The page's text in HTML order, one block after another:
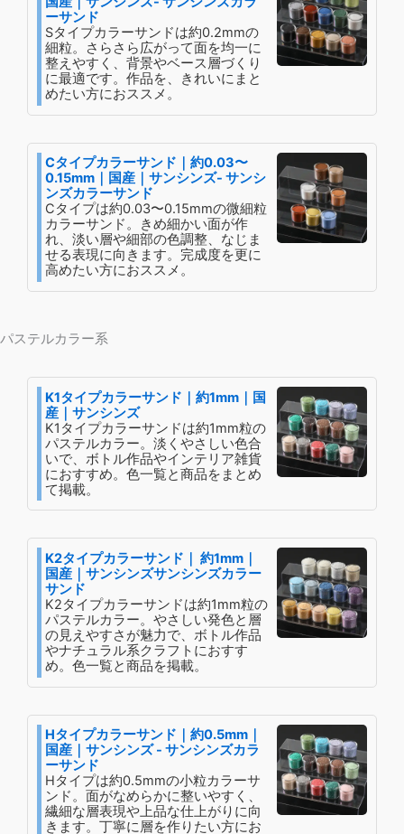
ーサンド
Sタイプカラーサンドは約0.2mmの
細粒。さらさら広がって面を均一に
整えやすく、背景やベース層づくり
に最適です。作品を、きれいにまと
めたい方におススメ。
Cタイプカラーサンド｜約0.03〜
0.15mm｜国産｜サンシンズ- サンシ
ンズカラーサンド
Cタイプは約0.03〜0.15mmの微細粒
カラーサンド。きめ細かい面が作
れ、淡い層や細部の色調整、なじま
せる表現に向きます。完成度を更に
高めたい方におススメ。
パステルカラー系
K1タイプカラーサンド｜約1mm｜国
産｜サンシンズ
K1タイプカラーサンドは約1mm粒の
パステルカラー。淡くやさしい色合
いで、ボトル作品やインテリア雑貨
におすすめ。色一覧と商品をまとめ
て掲載。
K2タイプカラーサンド｜ 約1mm｜
国産｜サンシンズサンシンズカラー
サンド
K2タイプカラーサンドは約1mm粒の
パステルカラー。やさしい発色と層
の見えやすさが魅力で、ボトル作品
やナチュラル系クラフトにおすす
め。色一覧と商品を掲載。
Hタイプカラーサンド｜約0.5mm｜
国産｜サンシンズ - サンシンズカラ
ーサンド
Hタイプは約0.5mmの小粒カラーサ
ンド。面がなめらかに整いやすく、
繊細な層表現や上品な仕上がりに向
きます。丁寧に層を作りたい方にお